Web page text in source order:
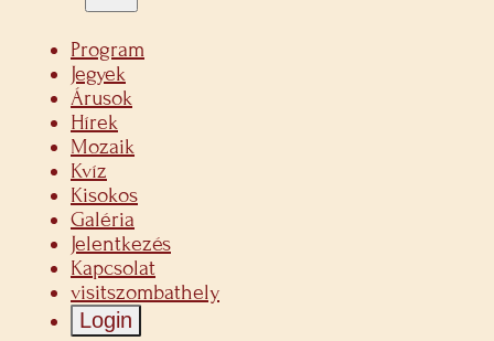
Program
Jegyek
Árusok
Hírek
Mozaik
Kvíz
Kisokos
Galéria
Jelentkezés
Kapcsolat
visitszombathely
Login